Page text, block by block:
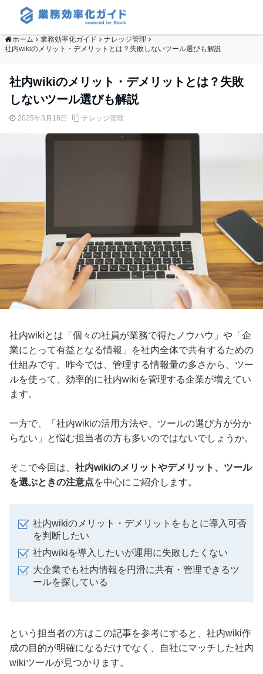
ホーム 業務効率化ガイド
ナレッジ管理
社内wikiのメリット・デメリットとは？失敗しないツール選びも解説
社内wikiのメリット・デメリットとは？失敗
しないツール選びも解説
2025年3月18日 ナレッジ管理
社内wikiとは「個々の社員が業務で得たノウハウ」や「企
業にとって有益となる情報」を社内全体で共有するための
仕組みです。昨今では、管理する情報量の多さから、ツー
ルを使って、効率的に社内wikiを管理する企業が増えてい
ます。
一方で、「社内wikiの活用方法や、ツールの選び方が分か
らない」と悩む担当者の方も多いのではないでしょうか。
そこで今回は、 社内wikiのメリットやデメリット、ツール
を選ぶときの注意点を中心にご紹介します。
社内wikiのメリット・デメリットをもとに導入可否
を判断したい
社内wikiを導入したいが運用に失敗したくない
大企業でも社内情報を円滑に共有・管理できるツ
ールを探している
という担当者の方はこの記事を参考にすると、社内wiki作
成の目的が明確になるだけでなく、自社にマッチした社内
wikiツールが見つかります。